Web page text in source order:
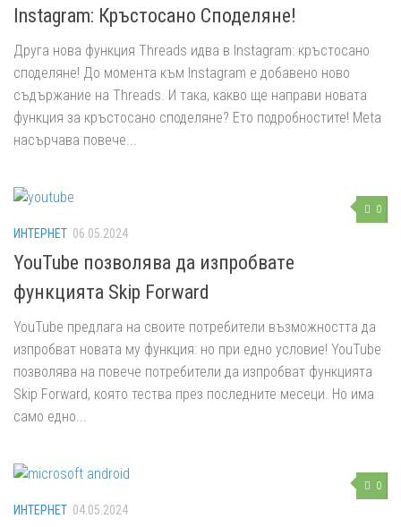
Instagram: Кръстосано Споделяне!
Друга нова функция Threads идва в Instagram: кръстосано
споделяне! До момента към Instagram е добавено ново
съдържание на Threads. И така, какво ще направи новата
функция за кръстосано споделяне? Ето подробностите! Meta
насърчава повече...
0
ИНТЕРНЕТ 06.05.2024
YouTube позволява да изпробватe
функцията Skip Forward
YouTube предлага на своите потребители възможността да
изпробват новата му функция: но при едно условие! YouTube
позволява на повече потребители да изпробват функцията
Skip Forward, която тества през последните месеци. Но има
само едно...
0
ИНТЕРНЕТ 04.05.2024